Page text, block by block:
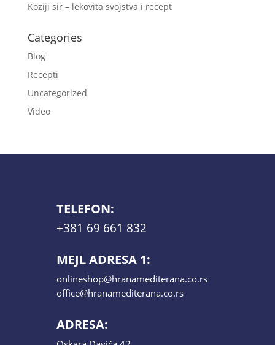
Koziji sir – lekovita svojstva i recept
Categories
Blog
Recepti
Uncategorized
Video
TELEFON:
+381 69 661 832
MEJL ADRESA 1:
onlineshop@hranamediterana.co.rs
office@hranamediterana.co.rs
ADRESA: